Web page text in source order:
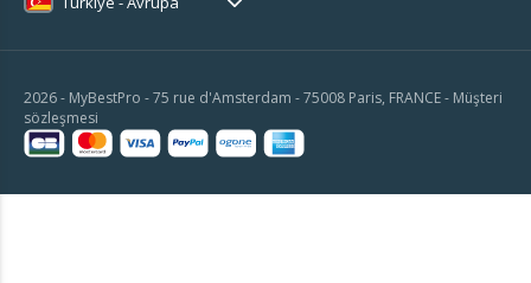
2026 - MyBestPro - 75 rue d'Amsterdam - 75008 Paris, FRANCE - Müşteri
sözleşmesi